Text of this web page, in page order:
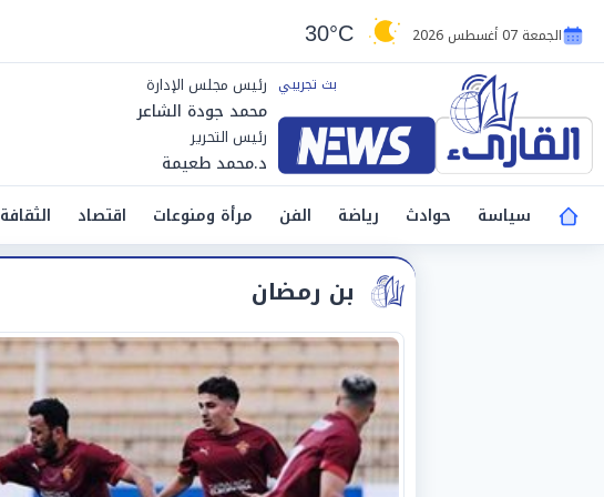
الجمعة 07 أغسطس 2026 30°C
رئيس مجلس الإدارة
محمد جودة الشاعر
رئيس التحرير
د.محمد طعيمة
سياسة
حوادث رياضة الفن مرأة ومنوعات اقتصاد الثقافة
بن رمضان